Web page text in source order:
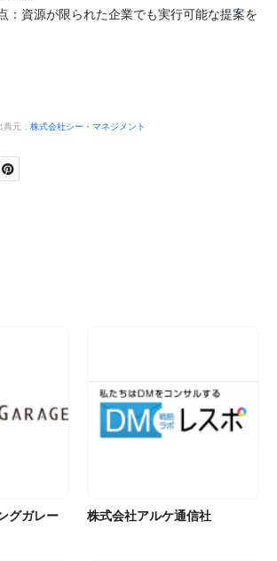
：資源が限られた企業でも実行可能な提案を
元： 株式会社シー・マネジメント
グガレー
株式会社アルケ通信社